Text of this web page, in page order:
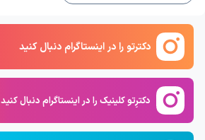
دکترتو را در اینستاگرام دنبال کنید
دکترِتو کلینیک را در اینستاگرام دنبال کنید